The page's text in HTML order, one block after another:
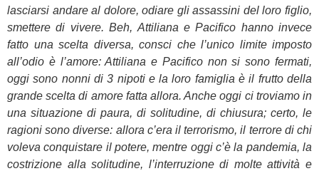
lasciarsi andare al dolore, odiare gli assassini del loro figlio,
smettere di vivere. Beh, Attiliana e Pacifico hanno invece
fatto una scelta diversa, consci che l’unico limite imposto
all’odio è l’amore: Attiliana e Pacifico non si sono fermati,
oggi sono nonni di 3 nipoti e la loro famiglia è il frutto della
grande scelta di amore fatta allora. Anche oggi ci troviamo in
una situazione di paura, di solitudine, di chiusura; certo, le
ragioni sono diverse: allora c’era il terrorismo, il terrore di chi
voleva conquistare il potere, mentre oggi c’è la pandemia, la
costrizione alla solitudine, l’interruzione di molte attività e